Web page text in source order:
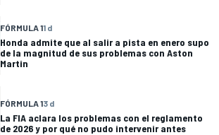
FÓRMULA 11 d
Honda admite que al salir a pista en enero supo
de la magnitud de sus problemas con Aston
Martin
FÓRMULA 13 d
La FIA aclara los problemas con el reglamento
de 2026 y por qué no pudo intervenir antes